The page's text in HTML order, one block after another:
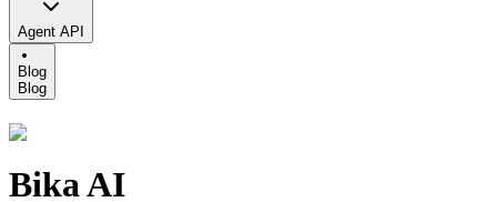
Agent API
Blog
Blog
Bika AI